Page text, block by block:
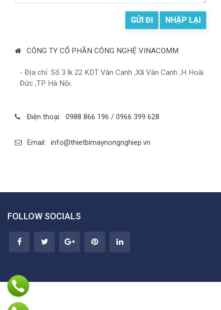
GỬI ĐI
CÔNG TY CỔ PHẦN CÔNG NGHỆ VINACOMM
- Địa chỉ: Số 3 lk 22 KDT Vân Canh ,Xã Vân Canh ,H Hoài
Đức ,TP Hà Nội..
Điện thoại: 0988 866 196 / 0966 399 628
Email: info@thietbimaynongnghiep.vn
FOLLOW SOCIALS